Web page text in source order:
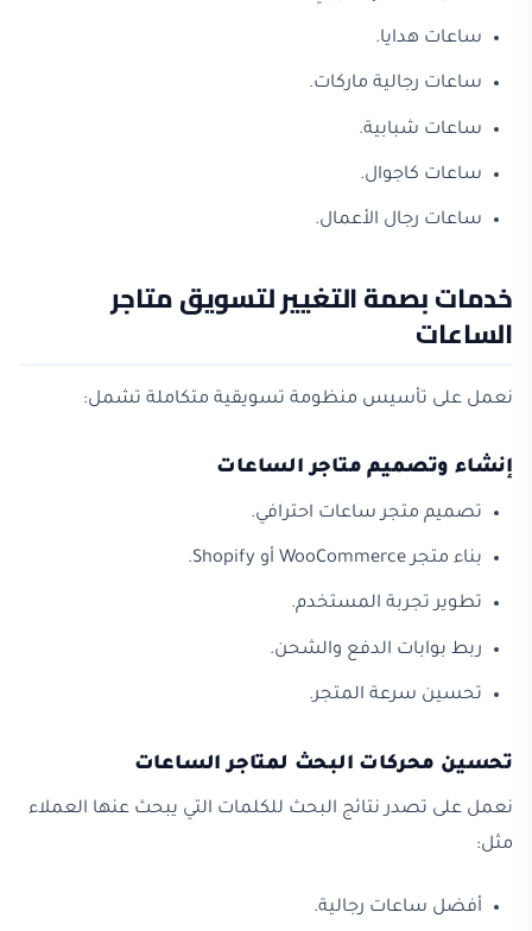
ساعات هدايا.
ساعات رجالية ماركات.
ساعات شبابية.
ساعات كاجوال.
ساعات رجال الأعمال.
خدمات بصمة التغيير لتسويق متاجر
الساعات
نعمل على تأسيس منظومة تسويقية متكاملة تشمل:
إنشاء وتصميم متاجر الساعات
تصميم متجر ساعات احترافي.
بناء متجر WooCommerce أو Shopify.
تطوير تجربة المستخدم.
ربط بوابات الدفع والشحن.
تحسين سرعة المتجر.
تحسين محركات البحث لمتاجر الساعات
نعمل على تصدر نتائج البحث للكلمات التي يبحث عنها العملاء
مثل:
أفضل ساعات رجالية.